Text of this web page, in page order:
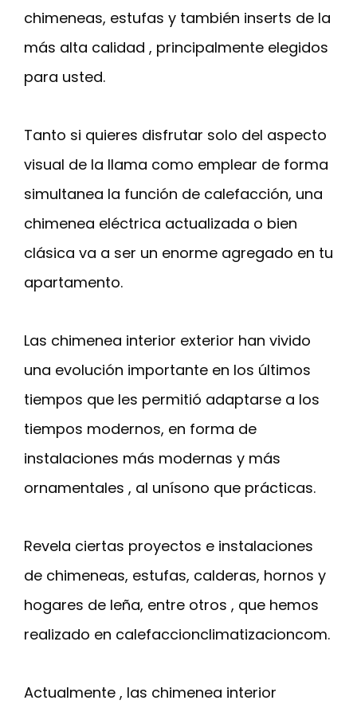
chimeneas, estufas y también inserts de la
más alta calidad , principalmente elegidos
para usted.
Tanto si quieres disfrutar solo del aspecto
visual de la llama como emplear de forma
simultanea la función de calefacción, una
chimenea eléctrica actualizada o bien
clásica va a ser un enorme agregado en tu
apartamento.
Las chimenea interior exterior han vivido
una evolución importante en los últimos
tiempos que les permitió adaptarse a los
tiempos modernos, en forma de
instalaciones más modernas y más
ornamentales , al unísono que prácticas.
Revela ciertas proyectos e instalaciones
de chimeneas, estufas, calderas, hornos y
hogares de leña, entre otros , que hemos
realizado en calefaccionclimatizacioncom.
Actualmente , las chimenea interior